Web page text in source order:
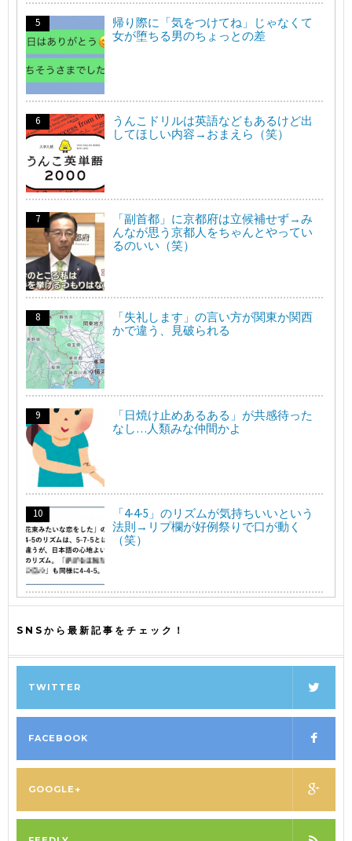
帰り際に「気をつけてね」じゃなくて
女が堕ちる男のちょっとの差
うんこドリルは英語などもあるけど出
してほしい内容→おまえら（笑）
「副首都」に京都府は立候補せず→み
んなが思う京都人をちゃんとやってい
るのいい（笑）
「失礼します」の言い方が関東か関西
かで違う、見破られる
「日焼け止めあるある」が共感待った
なし…人類みな仲間かよ
「4-4-5」のリズムが気持ちいいという
法則→リプ欄が好例祭りで口が動く
（笑）
SNSから最新記事をチェック！
TWITTER
FACEBOOK
GOOGLE+